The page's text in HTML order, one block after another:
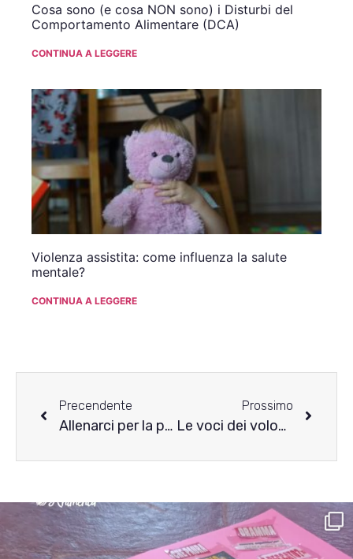
Cosa sono (e cosa NON sono) i Disturbi del
Comportamento Alimentare (DCA)
CONTINUA A LEGGERE
Violenza assistita: come influenza la salute
mentale?
CONTINUA A LEGGERE
Precendente
Allenarci per la prova costume: la riflessione di Maddalena
Prossimo
Le voci dei volontari: Federica ci racconta la sua esperienza